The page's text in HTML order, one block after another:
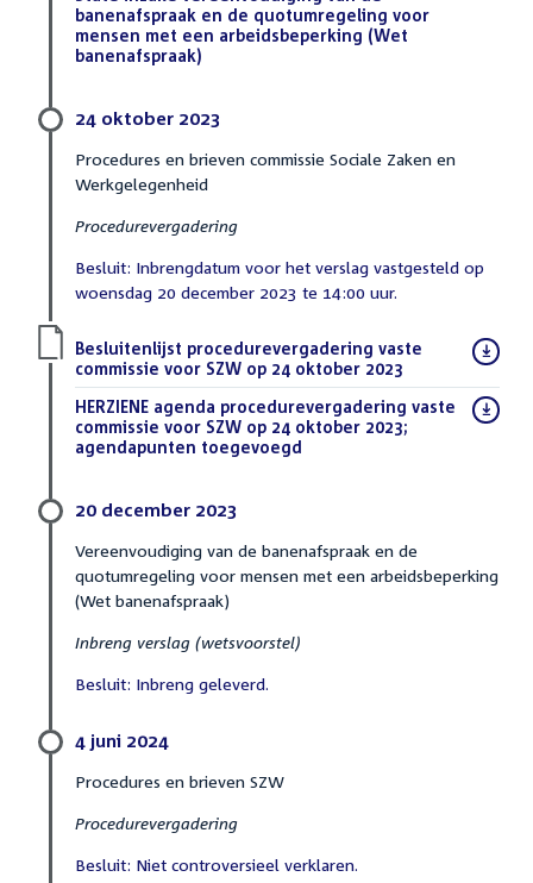
banenafspraak en de quotumregeling voor
mensen met een arbeidsbeperking (Wet
banenafspraak)
24 oktober 2023
Procedures en brieven commissie Sociale Zaken en
Werkgelegenheid
Procedurevergadering
Besluit: Inbrengdatum voor het verslag vastgesteld op
woensdag 20 december 2023 te 14:00 uur.
Download
bestand:
Besluitenlijst procedurevergadering vaste
commissie voor SZW op 24 oktober 2023
Download
bestand:
HERZIENE agenda procedurevergadering vaste
commissie voor SZW op 24 oktober 2023;
agendapunten toegevoegd
20 december 2023
Vereenvoudiging van de banenafspraak en de
quotumregeling voor mensen met een arbeidsbeperking
(Wet banenafspraak)
Inbreng verslag (wetsvoorstel)
Besluit: Inbreng geleverd.
4 juni 2024
Procedures en brieven SZW
Procedurevergadering
Besluit: Niet controversieel verklaren.